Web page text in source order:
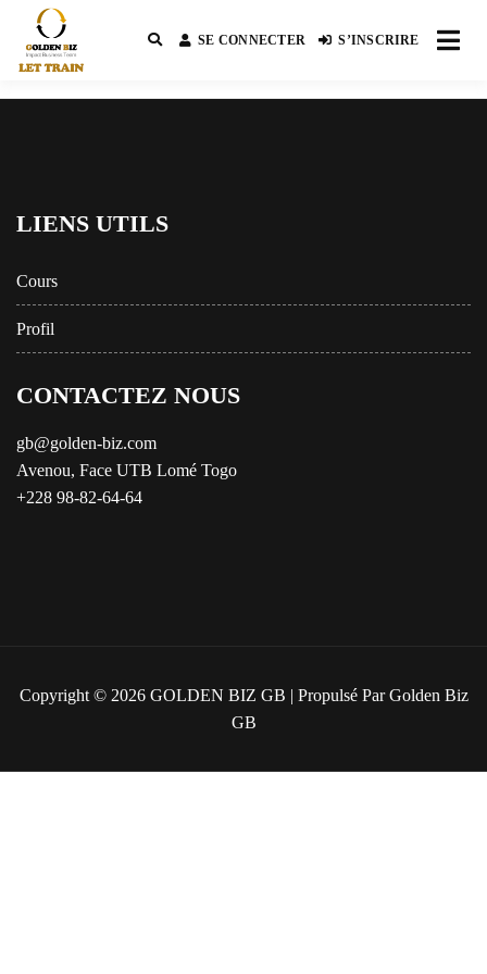
Impact Business TeamSE CONNECTER S’INSCRIRE
LIENS UTILS
Cours
Profil
CONTACTEZ NOUS
gb@golden-biz.com
Avenou, Face UTB Lomé Togo
+228 98-82-64-64
Copyright © 2026 GOLDEN BIZ GB | Propulsé Par Golden Biz
GB